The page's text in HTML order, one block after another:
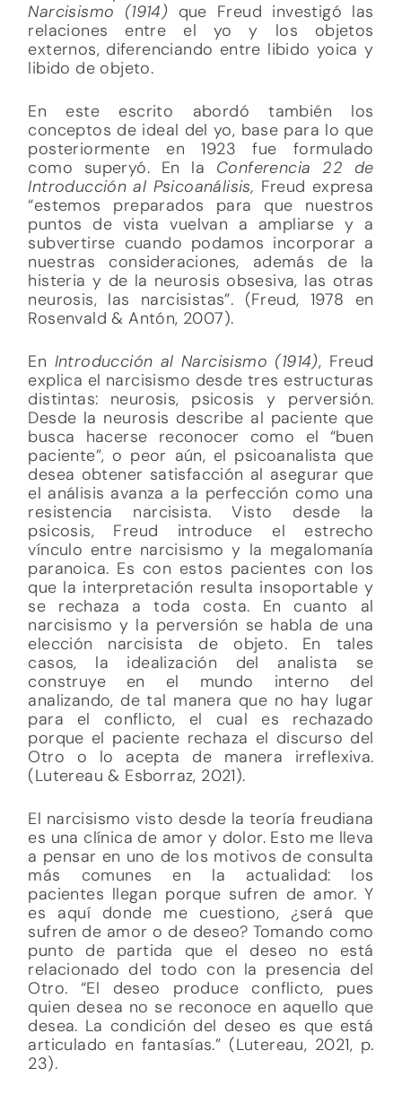
Narcisismo (1914) que Freud investigó las
relaciones entre el yo y los objetos
externos, diferenciando entre libido yoica y
libido de objeto.
En este escrito abordó también los
conceptos de ideal del yo, base para lo que
posteriormente en 1923 fue formulado
como superyó. En la Conferencia 22 de
Introducción al Psicoanálisis, Freud expresa
“estemos preparados para que nuestros
puntos de vista vuelvan a ampliarse y a
subvertirse cuando podamos incorporar a
nuestras consideraciones, además de la
histeria y de la neurosis obsesiva, las otras
neurosis, las narcisistas”. (Freud, 1978 en
Rosenvald & Antón, 2007).
En Introducción al Narcisismo (1914), Freud
explica el narcisismo desde tres estructuras
distintas: neurosis, psicosis y perversión.
Desde la neurosis describe al paciente que
busca hacerse reconocer como el “buen
paciente”, o peor aún, el psicoanalista que
desea obtener satisfacción al asegurar que
el análisis avanza a la perfección como una
resistencia narcisista. Visto desde la
psicosis, Freud introduce el estrecho
vínculo entre narcisismo y la megalomanía
paranoica. Es con estos pacientes con los
que la interpretación resulta insoportable y
se rechaza a toda costa. En cuanto al
narcisismo y la perversión se habla de una
elección narcisista de objeto. En tales
casos, la idealización del analista se
construye en el mundo interno del
analizando, de tal manera que no hay lugar
para el conflicto, el cual es rechazado
porque el paciente rechaza el discurso del
Otro o lo acepta de manera irreflexiva.
(Lutereau & Esborraz, 2021).
El narcisismo visto desde la teoría freudiana
es una clínica de amor y dolor. Esto me lleva
a pensar en uno de los motivos de consulta
más comunes en la actualidad: los
pacientes llegan porque sufren de amor. Y
es aquí donde me cuestiono, ¿será que
sufren de amor o de deseo? Tomando como
punto de partida que el deseo no está
relacionado del todo con la presencia del
Otro. “El deseo produce conflicto, pues
quien desea no se reconoce en aquello que
desea. La condición del deseo es que está
articulado en fantasías.” (Lutereau, 2021, p.
23).